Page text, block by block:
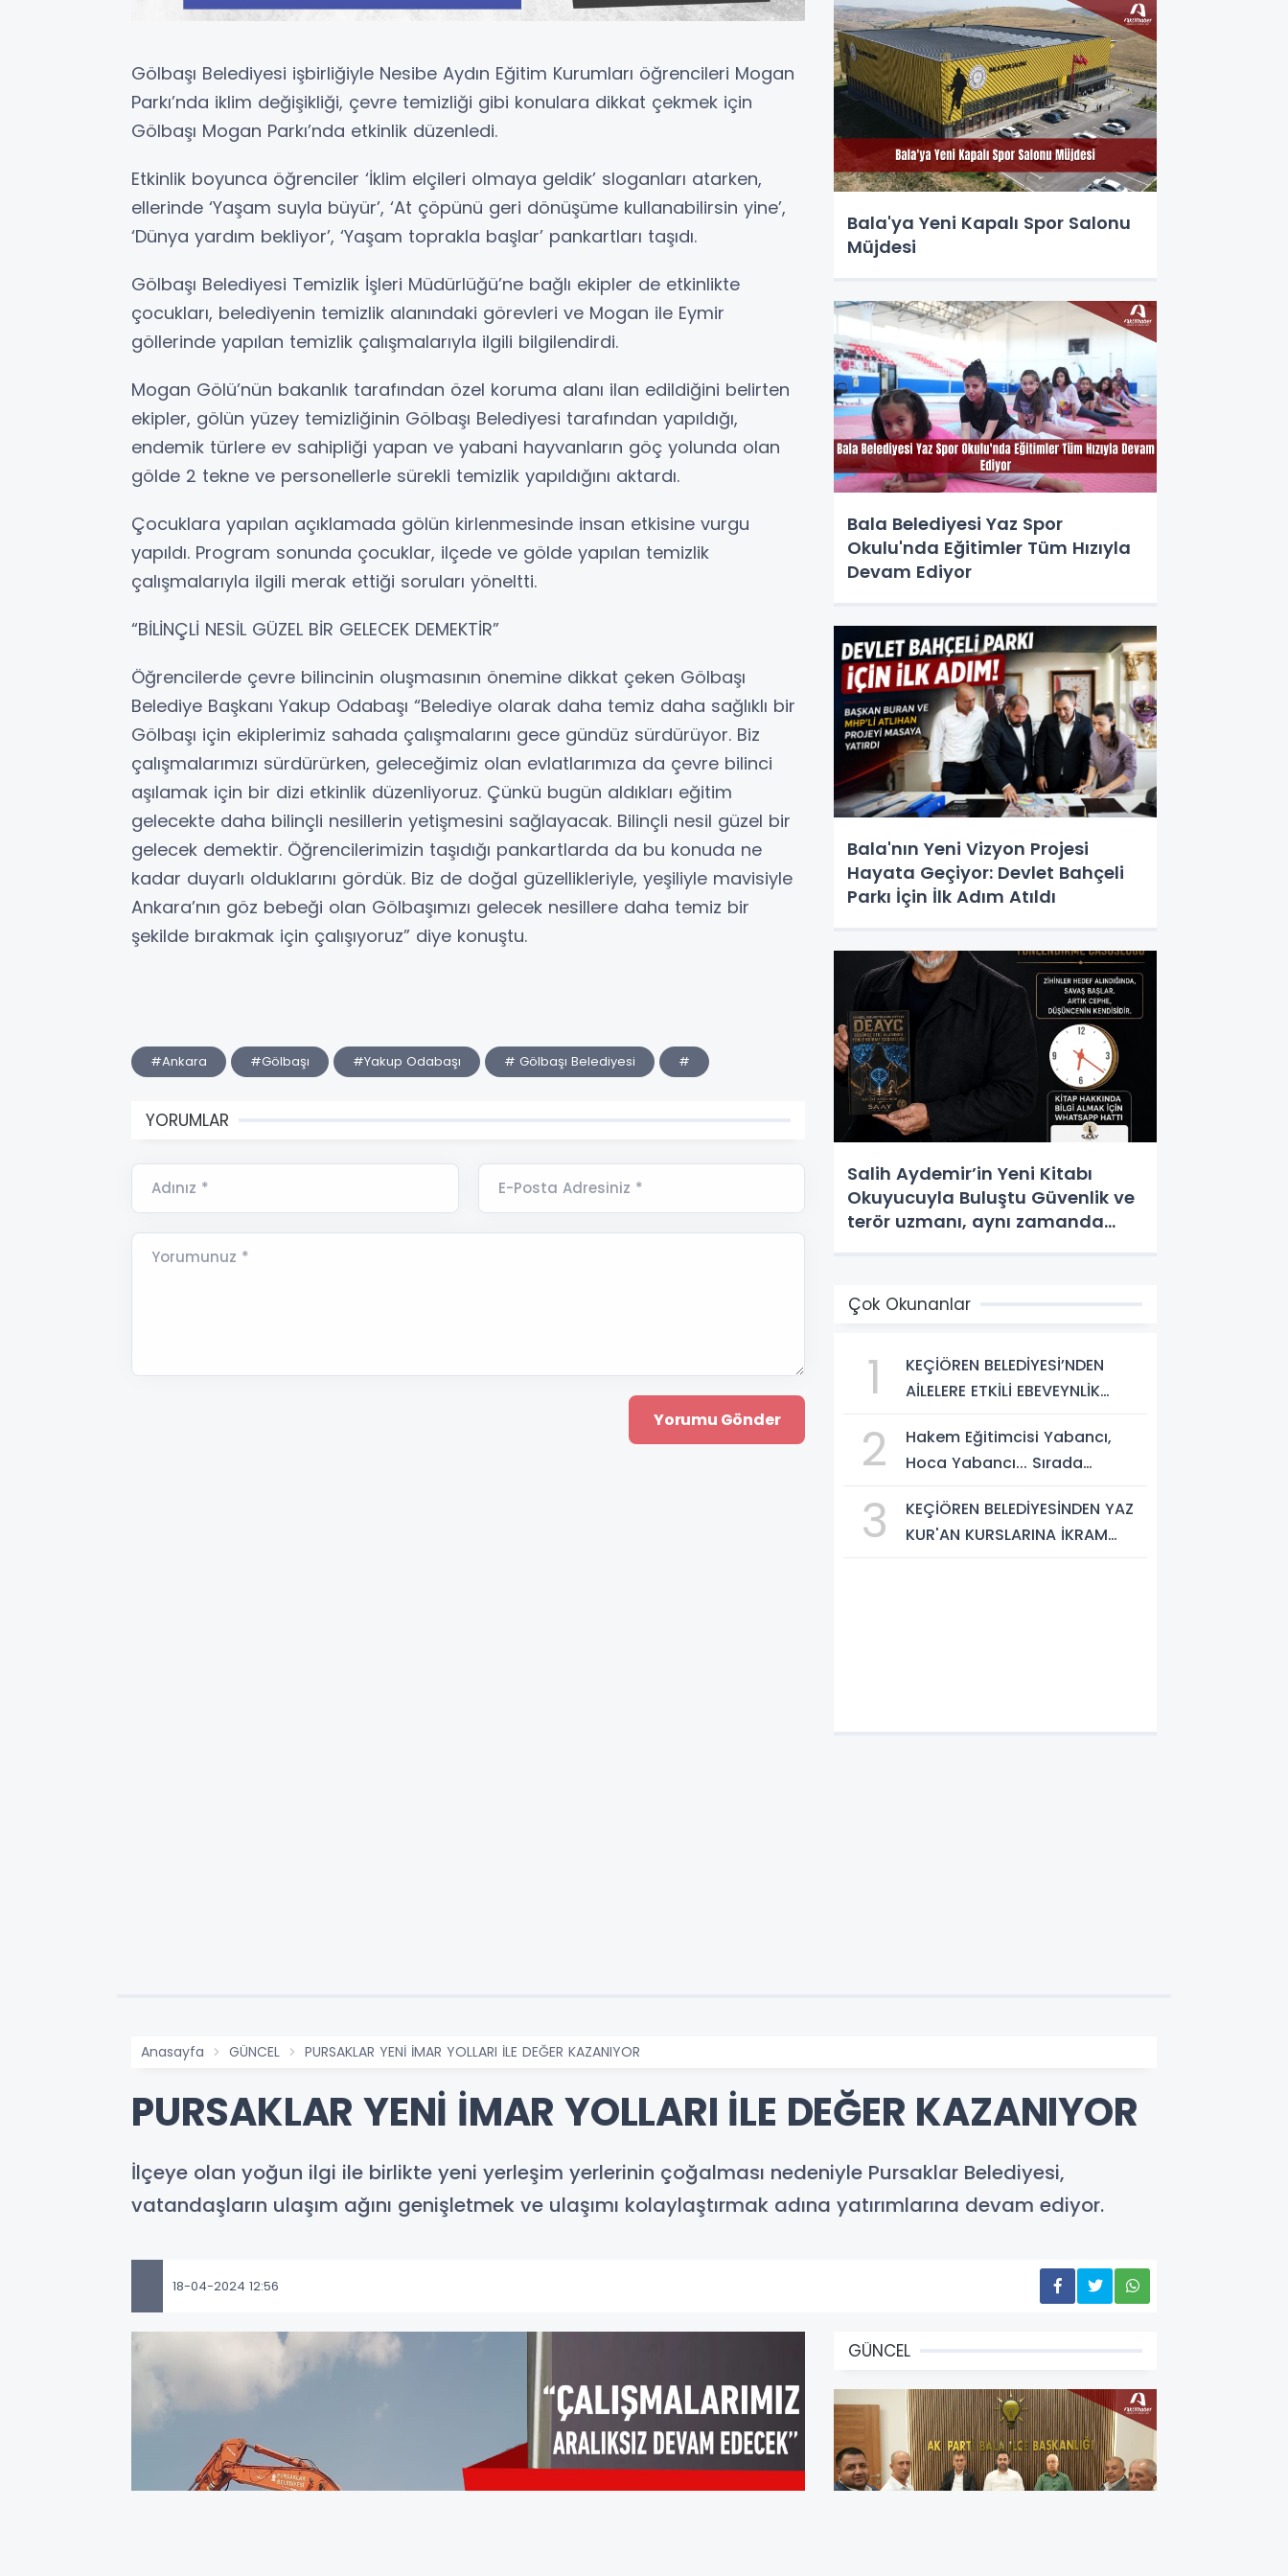
Gölbaşı Belediyesi işbirliğiyle Nesibe Aydın Eğitim Kurumları öğrencileri Mogan
Parkı’nda iklim değişikliği, çevre temizliği gibi konulara dikkat çekmek için
Gölbaşı Mogan Parkı’nda etkinlik düzenledi.
Etkinlik boyunca öğrenciler ‘İklim elçileri olmaya geldik’ sloganları atarken,
ellerinde ‘Yaşam suyla büyür’, ‘At çöpünü geri dönüşüme kullanabilirsin yine’,
‘Dünya yardım bekliyor’, ‘Yaşam toprakla başlar’ pankartları taşıdı.
Gölbaşı Belediyesi Temizlik İşleri Müdürlüğü’ne bağlı ekipler de etkinlikte
çocukları, belediyenin temizlik alanındaki görevleri ve Mogan ile Eymir
göllerinde yapılan temizlik çalışmalarıyla ilgili bilgilendirdi.
Mogan Gölü’nün bakanlık tarafından özel koruma alanı ilan edildiğini belirten
ekipler, gölün yüzey temizliğinin Gölbaşı Belediyesi tarafından yapıldığı,
endemik türlere ev sahipliği yapan ve yabani hayvanların göç yolunda olan
gölde 2 tekne ve personellerle sürekli temizlik yapıldığını aktardı.
Çocuklara yapılan açıklamada gölün kirlenmesinde insan etkisine vurgu
yapıldı. Program sonunda çocuklar, ilçede ve gölde yapılan temizlik
çalışmalarıyla ilgili merak ettiği soruları yöneltti.
“BİLİNÇLİ NESİL GÜZEL BİR GELECEK DEMEKTİR”
Öğrencilerde çevre bilincinin oluşmasının önemine dikkat çeken Gölbaşı
Belediye Başkanı Yakup Odabaşı “Belediye olarak daha temiz daha sağlıklı bir
Gölbaşı için ekiplerimiz sahada çalışmalarını gece gündüz sürdürüyor. Biz
çalışmalarımızı sürdürürken, geleceğimiz olan evlatlarımıza da çevre bilinci
aşılamak için bir dizi etkinlik düzenliyoruz. Çünkü bugün aldıkları eğitim
gelecekte daha bilinçli nesillerin yetişmesini sağlayacak. Bilinçli nesil güzel bir
gelecek demektir. Öğrencilerimizin taşıdığı pankartlarda da bu konuda ne
kadar duyarlı olduklarını gördük. Biz de doğal güzellikleriyle, yeşiliyle mavisiyle
Ankara’nın göz bebeği olan Gölbaşımızı gelecek nesillere daha temiz bir
şekilde bırakmak için çalışıyoruz” diye konuştu.
#Ankara #Gölbaşı #Yakup Odabaşı # Gölbaşı Belediyesi #
YORUMLAR
Adınız * E-Posta Adresiniz *
Yorumunuz *
Bala'ya Yeni Kapalı Spor Salonu
Müjdesi
Bala Belediyesi Yaz Spor
Okulu'nda Eğitimler Tüm Hızıyla
Devam Ediyor
Bala'nın Yeni Vizyon Projesi
Hayata Geçiyor: Devlet Bahçeli
Parkı İçin İlk Adım Atıldı
Salih Aydemir’in Yeni Kitabı
Okuyucuyla Buluştu Güvenlik ve
terör uzmanı, aynı zamanda
Yönlendirme Casusluğu
(DEAYC)” yayımlandı.
Çok Okunanlar
1
KEÇİÖREN BELEDİYESİ’NDEN
AİLELERE ETKİLİ EBEVEYNLİK
2
Hakem Eğitimcisi Yabancı,
Hoca Yabancı... Sırada
3
KEÇİÖREN BELEDİYESİNDEN YAZ
KUR'AN KURSLARINA İKRAM
Anasayfa GÜNCEL PURSAKLAR YENİ İMAR YOLLARI İLE DEĞER KAZANIYOR
PURSAKLAR YENİ İMAR YOLLARI İLE DEĞER KAZANIYOR
İlçeye olan yoğun ilgi ile birlikte yeni yerleşim yerlerinin çoğalması nedeniyle Pursaklar Belediyesi,
vatandaşların ulaşım ağını genişletmek ve ulaşımı kolaylaştırmak adına yatırımlarına devam ediyor.
18-04-2024 12:56
GÜNCEL